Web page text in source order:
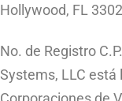
Hollywood, FL
No. de Registro
Systems, LLC está